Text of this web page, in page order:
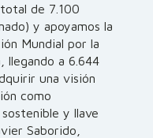
de 7.100
y apoyamos la
Mundial por la
llegando a 6.644
una visión
como
y llave
Saborido,